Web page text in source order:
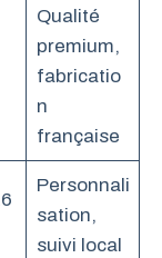
Qualité
premium,
fabricatio
n
française
Personnali
sation,
suivi local